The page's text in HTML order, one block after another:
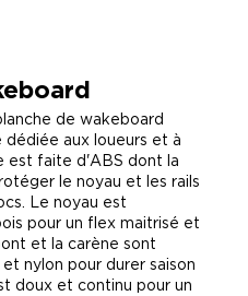
de wakeboard
aux loueurs et à
est faite d'ABS dont la
le noyau et les rails
Le noyau est
pour un flex maitrisé et
et la carène sont
nylon pour durer saison
doux et continu pour un